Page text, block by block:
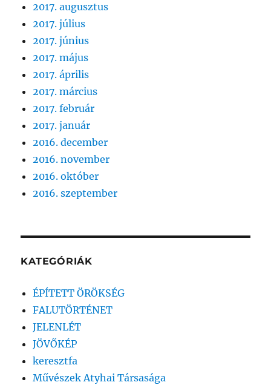
2017. augusztus
2017. július
2017. június
2017. május
2017. április
2017. március
2017. február
2017. január
2016. december
2016. november
2016. október
2016. szeptember
KATEGÓRIÁK
ÉPÍTETT ÖRÖKSÉG
FALUTÖRTÉNET
JELENLÉT
JÖVŐKÉP
keresztfa
Művészek Atyhai Társasága